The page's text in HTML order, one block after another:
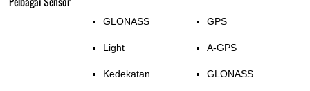
GLONASS
Light
Kedekatan
GPS
A-GPS
GLONASS